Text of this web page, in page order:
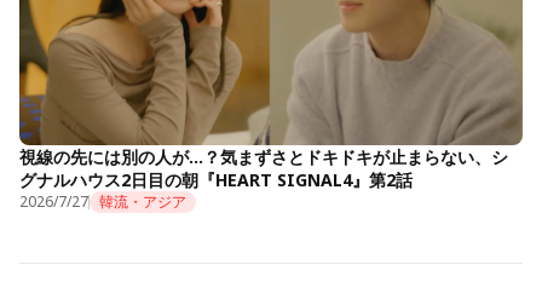
視線の先には別の人が…？気まずさとドキドキが止まらない、シ
グナルハウス2日目の朝『HEART SIGNAL4』第2話
2026/7/27 韓流・アジア